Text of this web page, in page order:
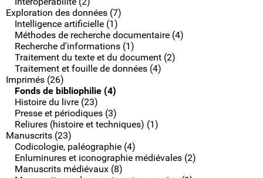
Exploration des données (7)
Intelligence artificielle (1)
Méthodes de recherche documentaire (4)
Recherche d'informations (1)
Traitement du texte et du document (2)
Traitement et fouille de données (4)
Imprimés (26)
Fonds de bibliophilie (4)
Histoire du livre (23)
Presse et périodiques (3)
Reliures (histoire et techniques) (1)
Manuscrits (23)
Codicologie, paléographie (4)
Enluminures et iconographie médiévales (2)
Manuscrits médiévaux (8)